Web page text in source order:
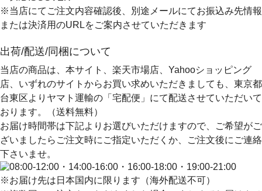
※当店にてご注文内容確認後、別途メールにてお振込み先情報
または決済用のURLをご案内させていただきます
出荷/配送/同梱について
当店の商品は、本サイト、楽天市場店、Yahooショッピング
店、いずれのサイトからお買い求めいただきましても、 東京都
台東区よりヤマト運輸の「宅配便」にて配送させていただいて
おります。（送料無料）
お届け時間帯は下記よりお選びいただけますので、ご希望がご
ざいましたらご注文時にご指定いただくか、ご注文後にご連絡
下さいませ。
※お届け先は日本国内に限ります（海外配送不可）